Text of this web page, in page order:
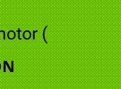
(